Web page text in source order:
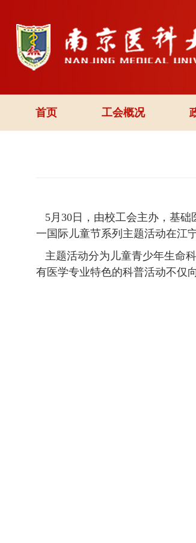
首页 工会概况
5月30日，由校工会主办，基础
一国际儿童节系列主题活动在江
主题活动分为儿童青少年生命
有医学专业特色的科普活动不仅